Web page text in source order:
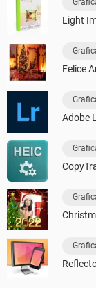
Light
Felice
Adobe